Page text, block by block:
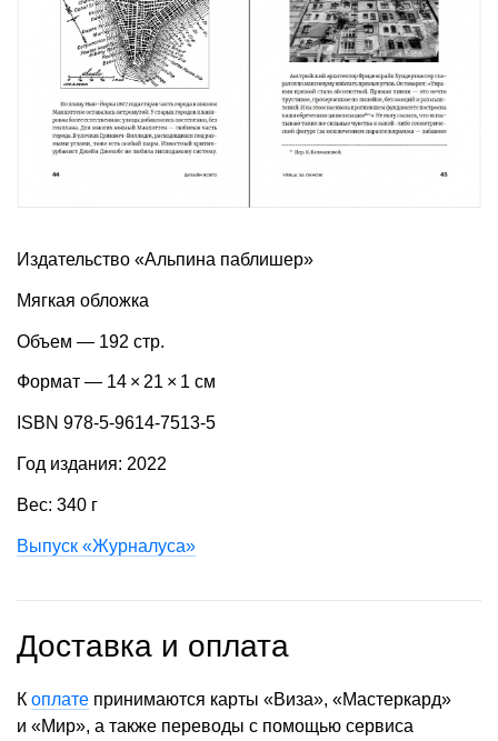
Издательство «Альпина паблишер»
Мягкая обложка
Объем — 192 стр.
Формат — 14 × 21 × 1 см
ISBN 978-5-9614-7513-5
Год издания: 2022
Вес: 340 г
Выпуск «Журналуса»
Доставка и оплата
К оплате принимаются карты «Виза», «Мастеркард»
и «Мир», а также переводы с помощью сервиса